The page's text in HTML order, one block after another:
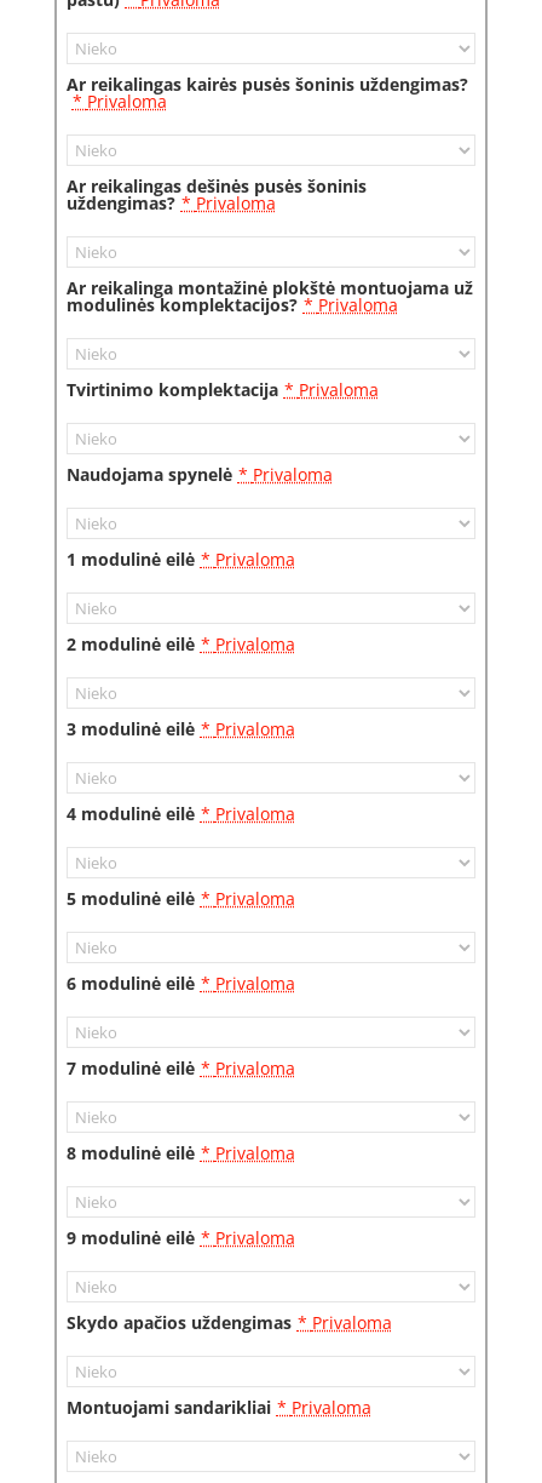
Ar reikalingas kairės pusės šoninis uždengimas?
* Privaloma
Ar reikalingas dešinės pusės šoninis
uždengimas? * Privaloma
Ar reikalinga montažinė plokštė montuojama už
modulinės komplektacijos? * Privaloma
Tvirtinimo komplektacija * Privaloma
Naudojama spynelė * Privaloma
1 modulinė eilė * Privaloma
2 modulinė eilė * Privaloma
3 modulinė eilė * Privaloma
4 modulinė eilė * Privaloma
5 modulinė eilė * Privaloma
6 modulinė eilė * Privaloma
7 modulinė eilė * Privaloma
8 modulinė eilė * Privaloma
9 modulinė eilė * Privaloma
Skydo apačios uždengimas * Privaloma
Montuojami sandarikliai * Privaloma